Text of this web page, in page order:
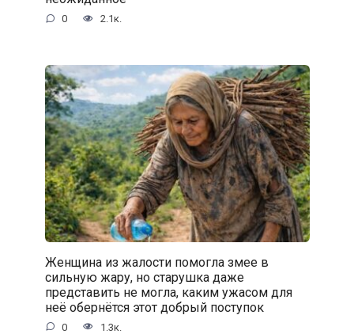
0 2.1к.
Женщина из жалости помогла змее в
сильную жару, но старушка даже
представить не могла, каким ужасом для
неё обернётся этот добрый поступок
0 1.3к.